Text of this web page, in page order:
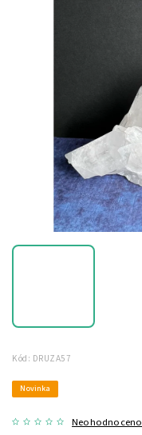
Kód: DRUZA57
Novinka
Neohodnoceno